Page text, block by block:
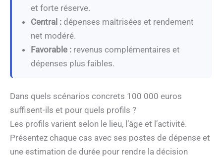
et forte réserve.
Central : dépenses maîtrisées et rendement
net modéré.
Favorable : revenus complémentaires et
dépenses plus faibles.
Dans quels scénarios concrets 100 000 euros
suffisent-ils et pour quels profils ?
Les profils varient selon le lieu, l’âge et l’activité.
Présentez chaque cas avec ses postes de dépense et
une estimation de durée pour rendre la décision